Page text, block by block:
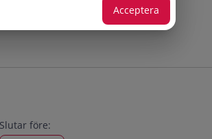
Slutar före:
Acceptera